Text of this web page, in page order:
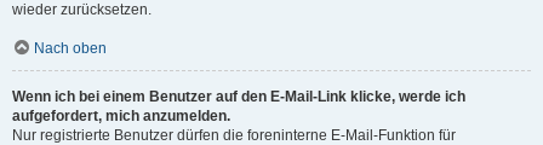
wieder zurücksetzen.
Nach oben
Wenn ich bei einem Benutzer auf den E-Mail-Link klicke, werde ich
aufgefordert, mich anzumelden.
Nur registrierte Benutzer dürfen die foreninterne E-Mail-Funktion für